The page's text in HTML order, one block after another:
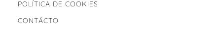
POLÍTICA DE COOKIES
CONTÁCTO